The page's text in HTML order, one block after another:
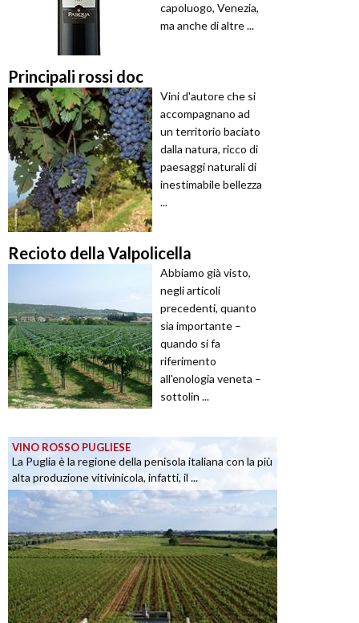
capoluogo, Venezia,
ma anche di altre ...
Principali rossi doc
Vini d'autore che si
accompagnano ad
un territorio baciato
dalla natura, ricco di
paesaggi naturali di
inestimabile bellezza
...
Recioto della Valpolicella
Abbiamo già visto,
negli articoli
precedenti, quanto
sia importante –
quando si fa
riferimento
all'enologia veneta –
sottolin ...
VINO ROSSO PUGLIESE
La Puglia è la regione della penisola italiana con la più
alta produzione vitivinicola, infatti, il ...